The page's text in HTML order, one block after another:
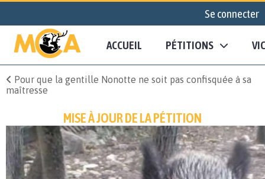
Se connecter
ACCUEIL PÉTITIONS
Pour que la gentille Nonotte ne soit pas confisquée à sa
maîtresse
MISE À JOUR DE LA PÉTITION